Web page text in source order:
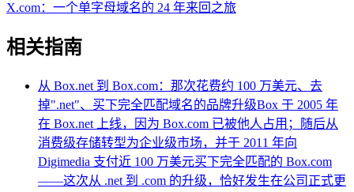
X.com：一个单字母域名的 24 年来回之旅
相关指南
从 Box.net 到 Box.com：那次花费约 100 万美元、去
掉".net"、买下完全匹配域名的品牌升级Box 于 2005 年
在 Box.net 上线，因为 Box.com 已被他人占用；随后从
消费级存储转型为企业级市场，并于 2011 年向
Digimedia 支付近 100 万美元买下完全匹配的 Box.com
——这次从 .net 到 .com 的升级，恰好发生在公司正式更